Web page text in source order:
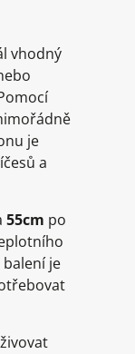
vhodný
je
a
55cm po
je